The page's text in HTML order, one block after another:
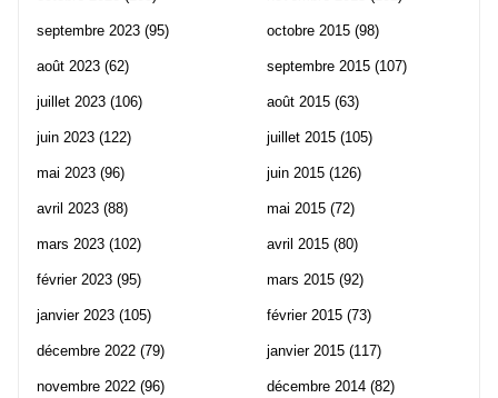
septembre 2023 (95)
août 2023 (62)
juillet 2023 (106)
juin 2023 (122)
mai 2023 (96)
avril 2023 (88)
mars 2023 (102)
février 2023 (95)
janvier 2023 (105)
décembre 2022 (79)
novembre 2022 (96)
octobre 2015 (98)
septembre 2015 (107)
août 2015 (63)
juillet 2015 (105)
juin 2015 (126)
mai 2015 (72)
avril 2015 (80)
mars 2015 (92)
février 2015 (73)
janvier 2015 (117)
décembre 2014 (82)